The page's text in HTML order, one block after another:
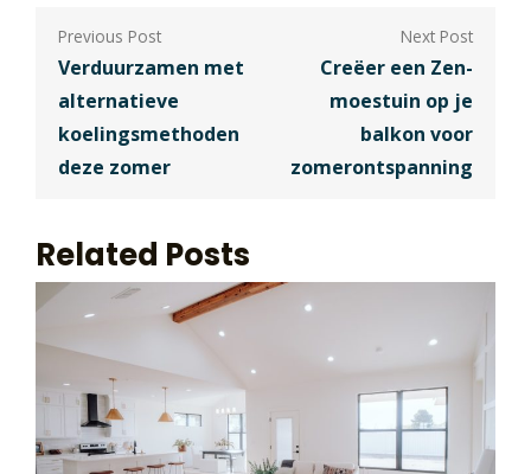
Berichtnavigatie
Verduurzamen met
alternatieve
koelingsmethoden
deze zomer
Creëer een Zen-
moestuin op je
balkon voor
zomerontspanning
Related Posts